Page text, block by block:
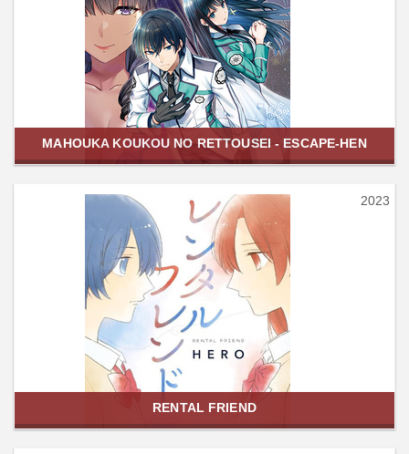
MAHOUKA KOUKOU NO RETTOUSEI - ESCAPE-HEN
2023
RENTAL FRIEND